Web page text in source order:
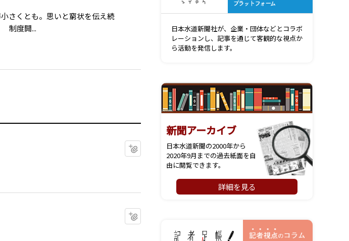
さくとも。思いと窮状を伝え続
制度開...
マイクリップに追加
日本水道新聞社が、企業・団体などとコラボ
レーションし、記事を通じて客観的な視点か
ら活動を発信します。
新聞アーカイブ
日本水道新聞の2000年から
2020年9月までの過去紙面を自
由に閲覧できます。
詳細を見る